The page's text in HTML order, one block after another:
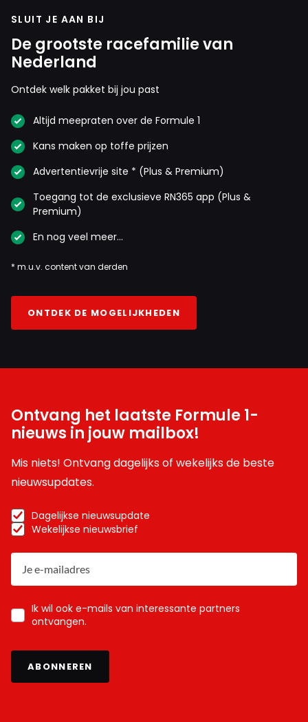
SLUIT JE AAN BIJ
De grootste racefamilie van
Nederland
Ontdek welk pakket bij jou past
Altijd meepraten over de Formule 1
Kans maken op toffe prijzen
Advertentievrije site * (Plus & Premium)
Toegang tot de exclusieve RN365 app (Plus &
Premium)
En nog veel meer…
* m.u.v. content van derden
ONTDEK DE MOGELIJKHEDEN
Ontvang het laatste Formule 1-
nieuws in jouw mailbox!
Mis niets! Ontvang dagelijks of wekelijks de beste
nieuwsupdates.
Dagelijkse nieuwsupdate
Wekelijkse nieuwsbrief
Ik wil ook e-mails van interessante partners
ontvangen.
ABONNEREN